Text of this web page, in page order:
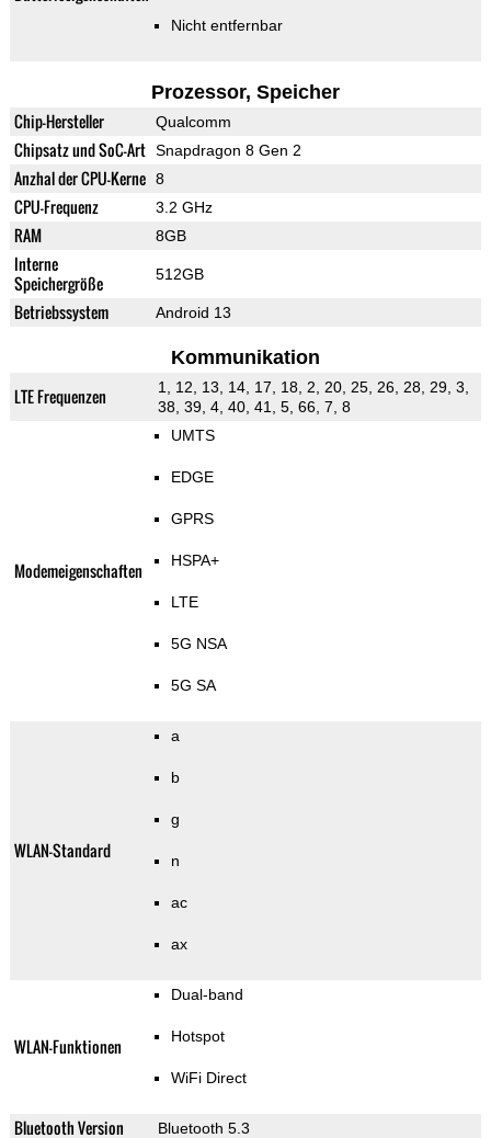
Nicht entfernbar
Prozessor, Speicher
Chip-Hersteller Qualcomm
Chipsatz und SoC-Art Snapdragon 8 Gen 2
Anzhal der CPU-Kerne 8
CPU-Frequenz 3.2 GHz
RAM 8GB
Interne
Speichergröße
512GB
Betriebssystem Android 13
Kommunikation
LTE Frequenzen
1, 12, 13, 14, 17, 18, 2, 20, 25, 26, 28, 29, 3,
38, 39, 4, 40, 41, 5, 66, 7, 8
Modemeigenschaften
UMTS
EDGE
GPRS
HSPA+
LTE
5G NSA
5G SA
WLAN-Standard
a
b
g
n
ac
ax
WLAN-Funktionen
Dual-band
Hotspot
WiFi Direct
Bluetooth Version Bluetooth 5.3